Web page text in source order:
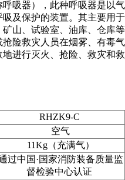
吸器），此种呼吸器是以气
及保护的装置。其主要用于
山、试验室、油库、仓库等
险救灾人员在烟雾、有毒气
进行灭火、抢险、救灾和救
RHZK9-C
空气
11Kg（充满气）
过中国·国家消防装备质量监
督检验中心认证